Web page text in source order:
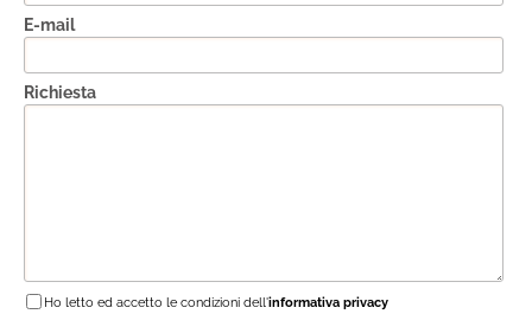
E-mail
Richiesta
Ho letto ed accetto le condizioni dell'informativa privacy